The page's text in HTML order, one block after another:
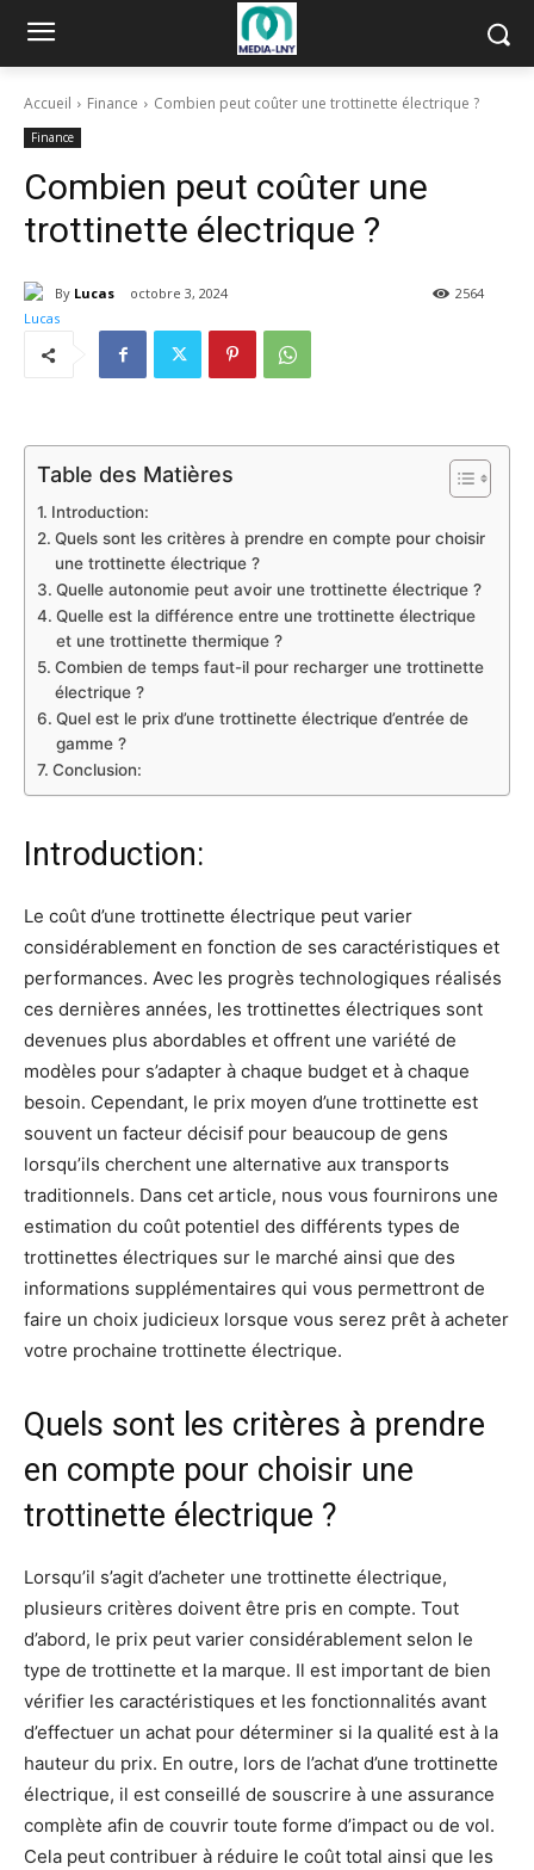
Accueil Finance Combien peut coûter une trottinette électrique ?
Finance
Combien peut coûter une
trottinette électrique ?
By Lucas octobre 3, 2024 2564
Table des Matières
Introduction:
Quels sont les critères à prendre en compte pour choisir
une trottinette électrique ?
Quelle autonomie peut avoir une trottinette électrique ?
Quelle est la différence entre une trottinette électrique
et une trottinette thermique ?
Combien de temps faut-il pour recharger une trottinette
électrique ?
Quel est le prix d’une trottinette électrique d’entrée de
gamme ?
Conclusion:
Introduction:
Le coût d’une trottinette électrique peut varier
considérablement en fonction de ses caractéristiques et
performances. Avec les progrès technologiques réalisés
ces dernières années, les trottinettes électriques sont
devenues plus abordables et offrent une variété de
modèles pour s’adapter à chaque budget et à chaque
besoin. Cependant, le prix moyen d’une trottinette est
souvent un facteur décisif pour beaucoup de gens
lorsqu’ils cherchent une alternative aux transports
traditionnels. Dans cet article, nous vous fournirons une
estimation du coût potentiel des différents types de
trottinettes électriques sur le marché ainsi que des
informations supplémentaires qui vous permettront de
faire un choix judicieux lorsque vous serez prêt à acheter
votre prochaine trottinette électrique.
Quels sont les critères à prendre
en compte pour choisir une
trottinette électrique ?
Lorsqu’il s’agit d’acheter une trottinette électrique,
plusieurs critères doivent être pris en compte. Tout
d’abord, le prix peut varier considérablement selon le
type de trottinette et la marque. Il est important de bien
vérifier les caractéristiques et les fonctionnalités avant
d’effectuer un achat pour déterminer si la qualité est à la
hauteur du prix. En outre, lors de l’achat d’une trottinette
électrique, il est conseillé de souscrire à une assurance
complète afin de couvrir toute forme d’impact ou de vol.
Cela peut contribuer à réduire le coût total ainsi que les